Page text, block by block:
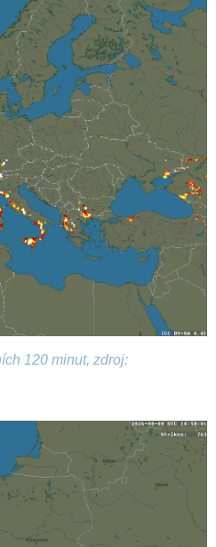
120 minut, zdroj: